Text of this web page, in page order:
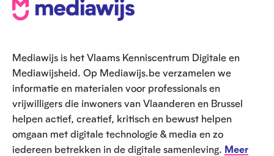
o
e
t
Mediawijs is het Vlaams Kenniscentrum Digitale en
Mediawijsheid. Op Mediawijs.be verzamelen we
informatie en materialen voor professionals en
vrijwilligers die inwoners van Vlaanderen en Brussel
helpen actief, creatief, kritisch en bewust helpen
omgaan met digitale technologie & media en zo
iedereen betrekken in de digitale samenleving. Meer